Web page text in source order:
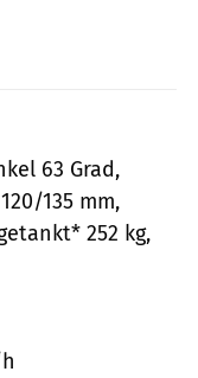
63 Grad,
135 mm,
252 kg,